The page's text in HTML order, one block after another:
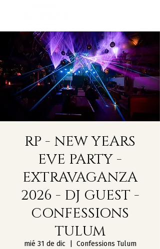
RP - NEW YEARS
EVE PARTY -
EXTRAVAGANZA
2026 - DJ GUEST -
CONFESSIONS
TULUM
mié 31 de dic Confessions Tulum